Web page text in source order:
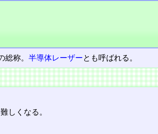
総称。半導体レーザーとも呼ばれる。
しくなる。